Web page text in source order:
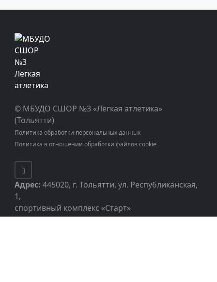
© МБУДО СШОР №3 «Легкая атлетика»
(Тольятти)
Политика обработки персональных данных
Политика в отношении обработки файлов cookie
Адрес: 445020, г. Тольятти, ул. Республиканская,
1,
спортивный комплекс «Старт»